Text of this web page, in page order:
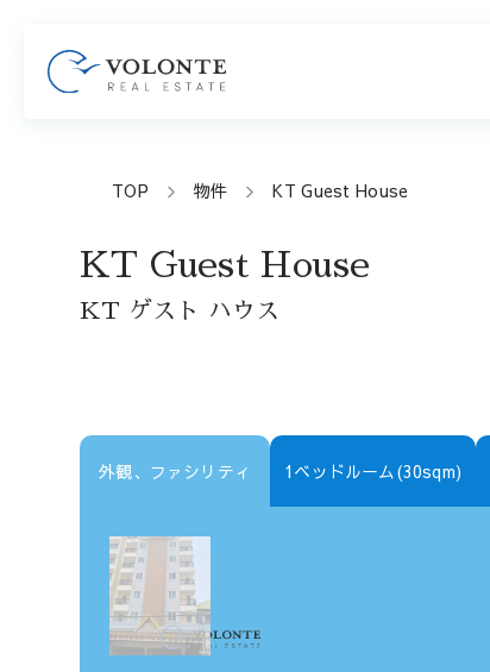
TOP 物件 KT Guest House
KT Guest House
KT ゲスト ハウス
外観、ファシリティ 1ベッドルーム(30sqm)